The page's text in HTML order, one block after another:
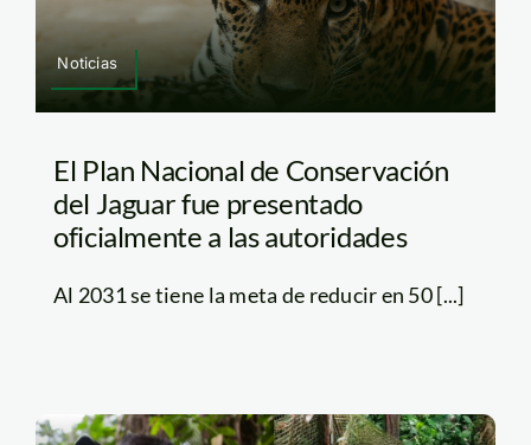
Noticias
El Plan Nacional de Conservación
del Jaguar fue presentado
oficialmente a las autoridades
Al 2031 se tiene la meta de reducir en 50 [...]